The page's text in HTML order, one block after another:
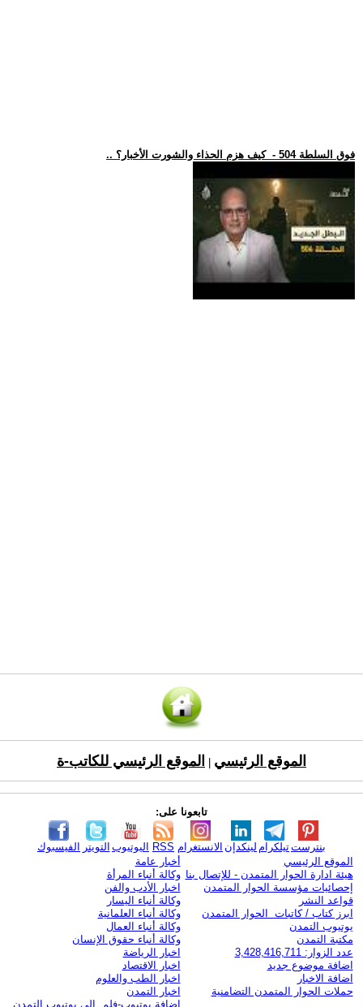
.. فوق السلطة 504 - كيف هزم الحذاء والشورت الأخبار؟
الموقع الرئيسي الموقع الرئيسي للكاتب-ة
تابعونا على:
الفيسبوك التويتر اليوتيوب RSS الانستغرام لينكدإن تيلكرامبنترست
الموقع الرئيسي
هيئة ادارة الحوار المتمدن - للإتصال بنا
إحصائيات مؤسسة الحوار المتمدن
قواعد النشر
ابرز كتاب / كاتبات الحوار المتمدن
يوتيوب التمدن
مكتبة التمدن
عدد الزوار: 3,428,416,711
اضافة موضوع جديد
اضافة الاخبار
حملات الحوار المتمدن التضامنية
أخبار عامة
وكالة أنباء المرأة
اخبار الأدب والفن
وكالة أنباء اليسار
وكالة أنباء العلمانية
وكالة أنباء العمال
وكالة أنباء حقوق الإنسان
اخبار الرياضة
اخبار الاقتصاد
اخبار الطب والعلوم
اخبار التمدن
إضافة يوتيوب-فلم إلى يوتيوب التمدن